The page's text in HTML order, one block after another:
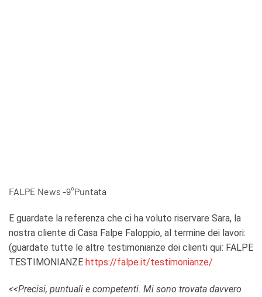
FALPE News -9°Puntata
E guardate la referenza che ci ha voluto riservare Sara, la
nostra cliente di Casa Falpe Faloppio, al termine dei lavori:
(guardate tutte le altre testimonianze dei clienti qui: FALPE
TESTIMONIANZE https://falpe.it/testimonianze/
<<Precisi, puntuali e competenti. Mi sono trovata davvero